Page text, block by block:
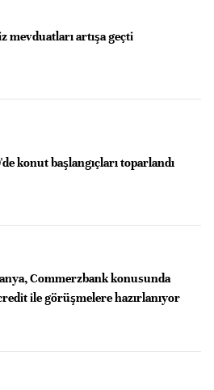
mevduatları artışa geçti
konut başlangıçları toparlandı
Commerzbank konusunda
ile görüşmelere hazırlanıyor